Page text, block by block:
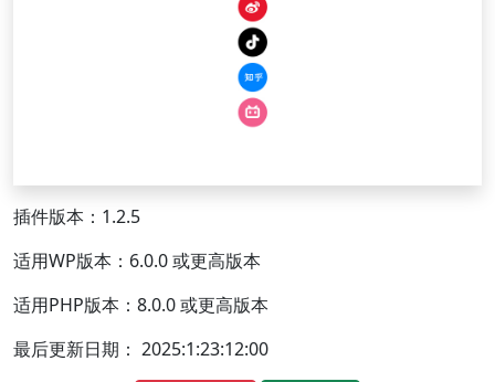
插件版本：1.2.5
适用WP版本：6.0.0 或更高版本
适用PHP版本：8.0.0 或更高版本
最后更新日期： 2025:1:23:12:00